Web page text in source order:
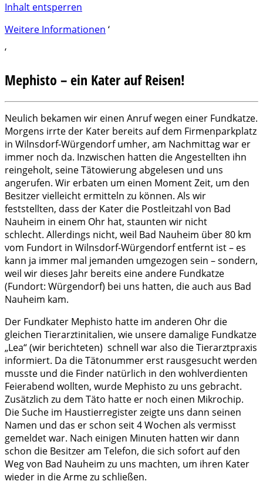
Inhalt entsperren
Weitere Informationen ‘
‘
Mephisto – ein Kater auf Reisen!
Neulich bekamen wir einen Anruf wegen einer Fundkatze.
Morgens irrte der Kater bereits auf dem Firmenparkplatz
in Wilnsdorf-Würgendorf umher, am Nachmittag war er
immer noch da. Inzwischen hatten die Angestellten ihn
reingeholt, seine Tätowierung abgelesen und uns
angerufen. Wir erbaten um einen Moment Zeit, um den
Besitzer vielleicht ermitteln zu können. Als wir
feststellten, dass der Kater die Postleitzahl von Bad
Nauheim in einem Ohr hat, staunten wir nicht
schlecht. Allerdings nicht, weil Bad Nauheim über 80 km
vom Fundort in Wilnsdorf-Würgendorf entfernt ist – es
kann ja immer mal jemanden umgezogen sein – sondern,
weil wir dieses Jahr bereits eine andere Fundkatze
(Fundort: Würgendorf) bei uns hatten, die auch aus Bad
Nauheim kam.
Der Fundkater Mephisto hatte im anderen Ohr die
gleichen Tierarztinitalien, wie unsere damalige Fundkatze
„Lea“ (wir berichteten) schnell war also die Tierarztpraxis
informiert. Da die Tätonummer erst rausgesucht werden
musste und die Finder natürlich in den wohlverdienten
Feierabend wollten, wurde Mephisto zu uns gebracht.
Zusätzlich zu dem Täto hatte er noch einen Mikrochip.
Die Suche im Haustierregister zeigte uns dann seinen
Namen und das er schon seit 4 Wochen als vermisst
gemeldet war. Nach einigen Minuten hatten wir dann
schon die Besitzer am Telefon, die sich sofort auf den
Weg von Bad Nauheim zu uns machten, um ihren Kater
wieder in die Arme zu schließen.